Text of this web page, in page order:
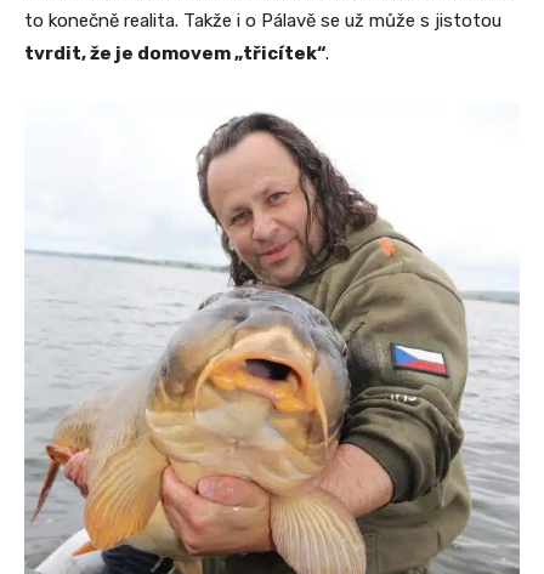
to konečně realita. Takže i o Pálavě se už může s jistotou
tvrdit, že je domovem „třicítek“.